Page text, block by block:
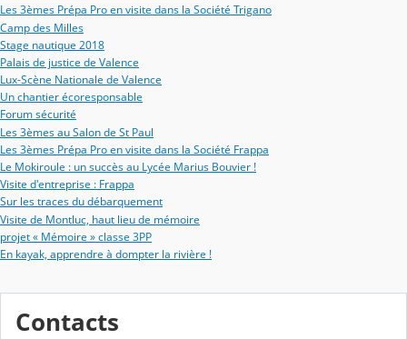
Les 3èmes Prépa Pro en visite dans la Société Trigano
Camp des Milles
Stage nautique 2018
Palais de justice de Valence
Lux-Scène Nationale de Valence
Un chantier écoresponsable
Forum sécurité
Les 3èmes au Salon de St Paul
Les 3èmes Prépa Pro en visite dans la Société Frappa
Le Mokiroule : un succès au Lycée Marius Bouvier !
Visite d'entreprise : Frappa
Sur les traces du débarquement
Visite de Montluc, haut lieu de mémoire
projet « Mémoire » classe 3PP
En kayak, apprendre à dompter la rivière !
Contacts